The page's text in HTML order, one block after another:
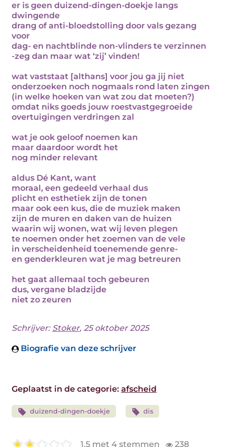
er is geen duizend-dingen-doekje langs
dwingende
drang of anti-bloedstolling door vals gezang
voor
dag- en nachtblinde non-vlinders te verzinnen
-zeg dan maar wat ‘zij’ vinden!
wat vaststaat [althans] voor jou ga jij niet
onderzoeken noch nogmaals rond laten zingen
(in welke hoeken van wat zou dat moeten?)
omdat niks goeds jouw roestvastgegroeide
overtuigingen verdringen zal
wat je ook geloof noemen kan
maar daardoor wordt het
nog minder relevant
aldus Dé Kant, want
moraal, een gedeeld verhaal dus
plicht en esthetiek zijn de tonen
maar ook een kus, die de muziek maken
zijn de muren en daken van de huizen
waarin wij wonen, wat wij leven plegen
te noemen onder het zoemen van de vele
in verscheidenheid toenemende genre-
en genderkleuren wat je mag betreuren
het gaat allemaal toch gebeuren
dus, vergane bladzijde
niet zo zeuren
Schrijver: Stoker, 25 oktober 2025
Biografie van deze schrijver
Geplaatst in de categorie: afscheid
duizend-dingen-doekje dis
1.5 met 4 stemmen 238